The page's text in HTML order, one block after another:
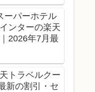
ーパーホテル
ンターの楽天
2026年7月最
トラベルクー
新の割引・セ